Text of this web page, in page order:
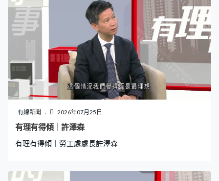
有線新聞 2026年07月25日
有理有得傾｜許澤森
有理有得傾｜勞工處處長許澤森